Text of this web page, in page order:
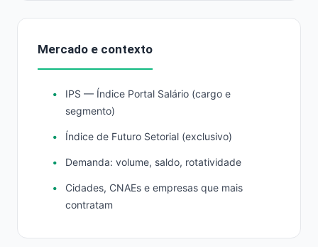
Mercado e contexto
IPS — Índice Portal Salário (cargo e
segmento)
Índice de Futuro Setorial (exclusivo)
Demanda: volume, saldo, rotatividade
Cidades, CNAEs e empresas que mais
contratam